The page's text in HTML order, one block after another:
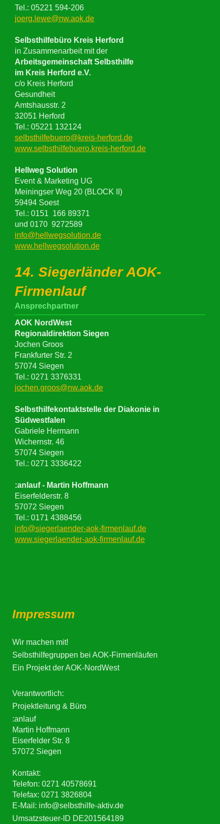
Tel.: 05221 594-206
joerg.lewe@nw.aok.de
Selbsthilfebüro Kreis Herford
in Zusammenarbeit mit der
Arbeitsgemeinschaft Selbsthilfe
im Kreis Herford e.V.
c/o Kreis Herford
Gesundheit
Amtshausstr. 2
32051 Herford
Tel.: 05221 132124
selbsthilfebuero@kreis-herford.de
www.selbsthilfebuero.kreis-herford.de
Hellweg Solution
Event & Marketing UG
Meiningser Weg 20 (BLOCK II)
59494 Soest
Tel.: 0151 166 89371
und 0170 9272589
info@hellwegsolution.de
www.hellwegsolution.de
14. Siegerländer AOK-
Firmenlauf
Ansprechpartner
AOK NordWest
Regionaldirektion Siegen
Jochen Groos
Frankfurter Str. 2
57074 Siegen
Tel.: 0271 3376331
jochen.groos@nw.aok.de
Selbsthilfekontaktstelle der Diakonie in
Südwestfalen
Gabriele Hermann
Wichernstr. 46
57074 Siegen
Tel.: 0271 3336422
:anlauf - Martin Hoffmann
Eiserfelderstr. 8
57072 Siegen
Tel.: 0171 4388456
info@siegerlaender-aok-firmenlauf.de
www.siegerlaender-aok-firmenlauf.de
Impressum
Wir machen mit!
Selbsthilfegruppen bei AOK-Firmenläufen
Ein Projekt der AOK-NordWest
Verantwortlich:
Projektleitung & Büro
:anlauf
Martin Hoffmann
Eiserfelder Str. 8
57072 Siegen
Kontakt:
Telefon: 0271 40578691
Telefax: 0271 3826804
E-Mail: info@selbsthilfe-aktiv.de
Umsatzsteuer-ID DE201564189